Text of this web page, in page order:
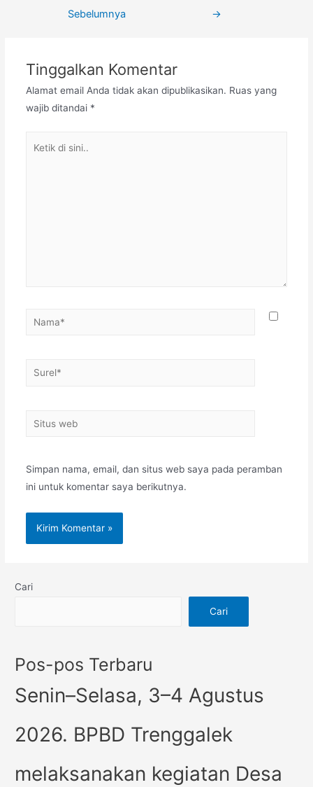
Sebelumnya
→
Tinggalkan Komentar
Alamat email Anda tidak akan dipublikasikan. Ruas yang
wajib ditandai *
Simpan nama, email, dan situs web saya pada peramban
ini untuk komentar saya berikutnya.
Cari
Cari
Pos-pos Terbaru
Senin–Selasa, 3–4 Agustus
2026. BPBD Trenggalek
melaksanakan kegiatan Desa